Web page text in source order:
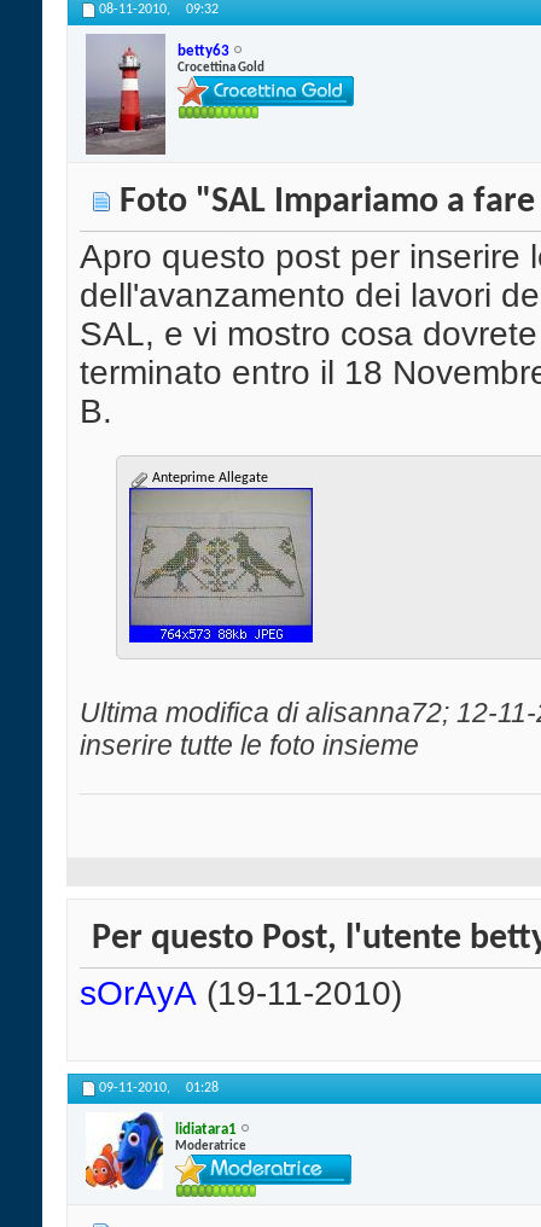
08-11-2010, 09:32
betty63
Crocettina Gold
Foto "SAL Impariamo a
Apro questo post per inserire
dell'avanzamento dei lavori
SAL, e vi mostro cosa
terminato entro il 18
B.
Anteprime Allegate
Ultima modifica di alisanna72; 12-
inserire tutte le foto insieme
Per questo Post, l'utente
sOrAyA (19-11-2010)
09-11-2010, 01:28
lidiatara1
Moderatrice